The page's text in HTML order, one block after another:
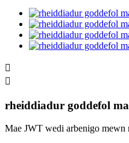


rheiddiadur goddefol
Mae JWT wedi arbenigo